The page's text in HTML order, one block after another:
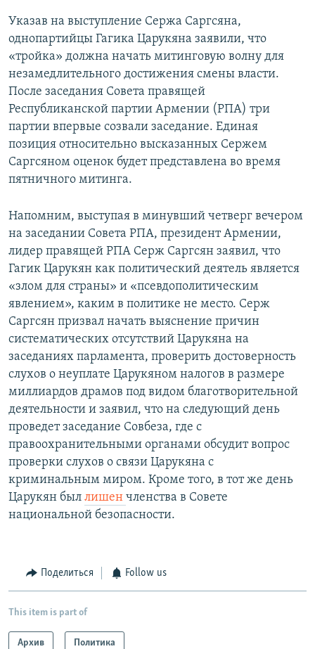
Указав на выступление Сержа Саргсяна,
однопартийцы Гагика Царукяна заявили, что
«тройка» должна начать митинговую волну для
незамедлительного достижения смены власти.
После заседания Совета правящей
Республиканской партии Армении (РПА) три
партии впервые созвали заседание. Единая
позиция относительно высказанных Сержем
Саргсяном оценок будет представлена во время
пятничного митинга.
Напомним, выступая в минувший четверг вечером
на заседании Совета РПА, президент Армении,
лидер правящей РПА Серж Саргсян заявил, что
Гагик Царукян как политический деятель является
«злом для страны» и «псевдополитическим
явлением», каким в политике не место. Серж
Саргсян призвал начать выяснение причин
систематических отсутствий Царукяна на
заседаниях парламента, проверить достоверность
слухов о неуплате Царукяном налогов в размере
миллиардов драмов под видом благотворительной
деятельности и заявил, что на следующий день
проведет заседание Совбеза, где с
правоохранительными органами обсудит вопрос
проверки слухов о связи Царукяна с
криминальным миром. Кроме того, в тот же день
Царукян был лишен членства в Совете
национальной безопасности.
Поделиться Follow us
This item is part of
Архив Политика